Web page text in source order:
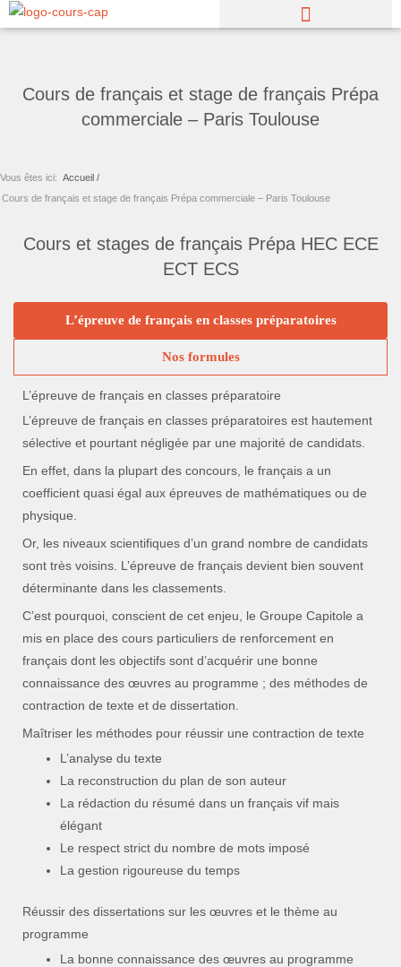
Aller
au
Cours de français et stage de français Prépa
commerciale – Paris Toulouse
Vous êtes ici: Accueil /
Cours de français et stage de français Prépa commerciale – Paris Toulouse
Cours et stages de français Prépa HEC ECE
ECT ECS
L’épreuve de français en classes préparatoires
Nos formules
L’épreuve de français en classes préparatoire
L’épreuve de français en classes préparatoires est hautement
sélective et pourtant négligée par une majorité de candidats.
En effet, dans la plupart des concours, le français a un
coefficient quasi égal aux épreuves de mathématiques ou de
physique.
Or, les niveaux scientifiques d’un grand nombre de candidats
sont très voisins. L’épreuve de français devient bien souvent
déterminante dans les classements.
C’est pourquoi, conscient de cet enjeu, le Groupe Capitole a
mis en place des cours particuliers de renforcement en
français dont les objectifs sont d’acquérir une bonne
connaissance des œuvres au programme ; des méthodes de
contraction de texte et de dissertation.
Maîtriser les méthodes pour réussir une contraction de texte
L’analyse du texte
La reconstruction du plan de son auteur
La rédaction du résumé dans un français vif mais
élégant
Le respect strict du nombre de mots imposé
La gestion rigoureuse du temps
Réussir des dissertations sur les œuvres et le thème au
programme
La bonne connaissance des œuvres au programme